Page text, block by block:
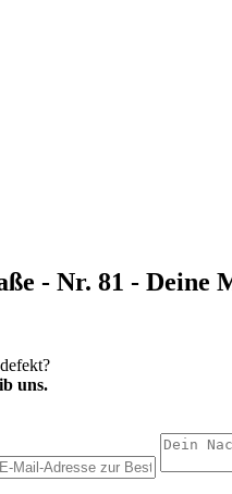
- Nr. 81 - Deine
uns.